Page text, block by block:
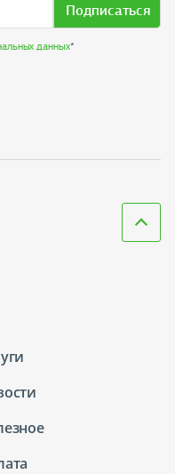
Подписаться
данных*